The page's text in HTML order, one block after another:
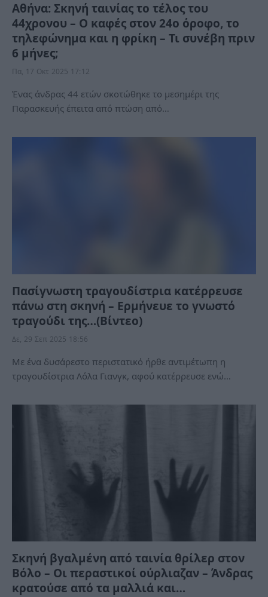
Αθήνα: Σκηνή ταινίας το τέλος του
44χρονου – Ο καφές στον 24ο όροφο, το
τηλεφώνημα και η φρίκη – Τι συνέβη πριν
6 μήνες;
Πα, 17 Οκτ 2025 17:12
Ένας άνδρας 44 ετών σκοτώθηκε το μεσημέρι της
Παρασκευής έπειτα από πτώση από…
Πασίγνωστη τραγουδίστρια κατέρρευσε
πάνω στη σκηνή – Ερμήνευε το γνωστό
τραγούδι της…(Βίντεο)
Δε, 29 Σεπ 2025 18:56
Mε ένα δυσάρεστο περιστατικό ήρθε αντιμέτωπη η
τραγουδίστρια Λόλα Γιανγκ, αφού κατέρρευσε ενώ…
Σκηνή βγαλμένη από ταινία θρίλερ στον
Βόλο – Οι περαστικοί ούρλιαζαν – Άνδρας
κρατούσε από τα μαλλιά και…